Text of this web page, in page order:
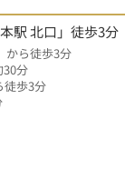
駅 北口」徒歩3分
から徒歩3分
分
歩3分